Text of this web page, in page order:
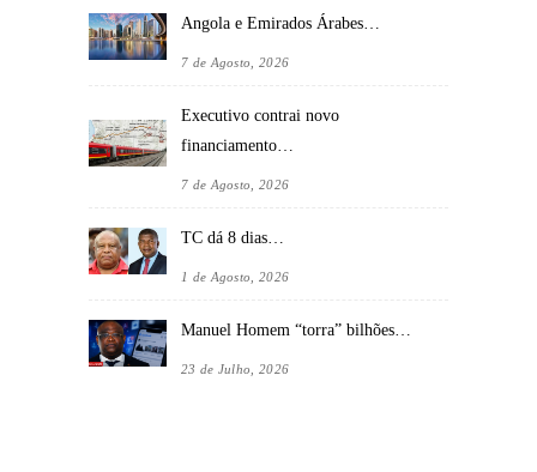
Angola e Emirados Árabes…
7 de Agosto, 2026
Executivo contrai novo
financiamento…
7 de Agosto, 2026
TC dá 8 dias…
1 de Agosto, 2026
Manuel Homem “torra” bilhões…
23 de Julho, 2026